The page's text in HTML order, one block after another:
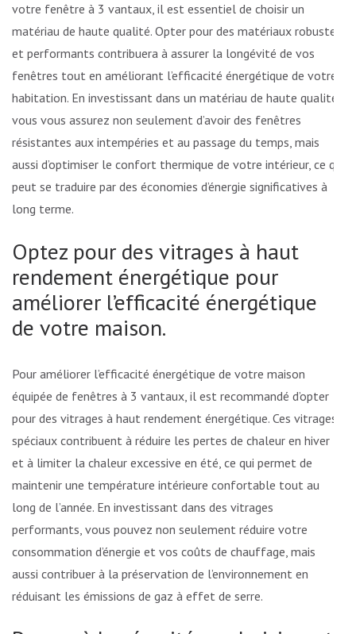
votre fenêtre à 3 vantaux, il est essentiel de choisir un
matériau de haute qualité. Opter pour des matériaux robustes
et performants contribuera à assurer la longévité de vos
fenêtres tout en améliorant l’efficacité énergétique de votre
habitation. En investissant dans un matériau de haute qualité,
vous vous assurez non seulement d’avoir des fenêtres
résistantes aux intempéries et au passage du temps, mais
aussi d’optimiser le confort thermique de votre intérieur, ce qui
peut se traduire par des économies d’énergie significatives à
long terme.
Optez pour des vitrages à haut
rendement énergétique pour
améliorer l’efficacité énergétique
de votre maison.
Pour améliorer l’efficacité énergétique de votre maison
équipée de fenêtres à 3 vantaux, il est recommandé d’opter
pour des vitrages à haut rendement énergétique. Ces vitrages
spéciaux contribuent à réduire les pertes de chaleur en hiver
et à limiter la chaleur excessive en été, ce qui permet de
maintenir une température intérieure confortable tout au
long de l’année. En investissant dans des vitrages
performants, vous pouvez non seulement réduire votre
consommation d’énergie et vos coûts de chauffage, mais
aussi contribuer à la préservation de l’environnement en
réduisant les émissions de gaz à effet de serre.